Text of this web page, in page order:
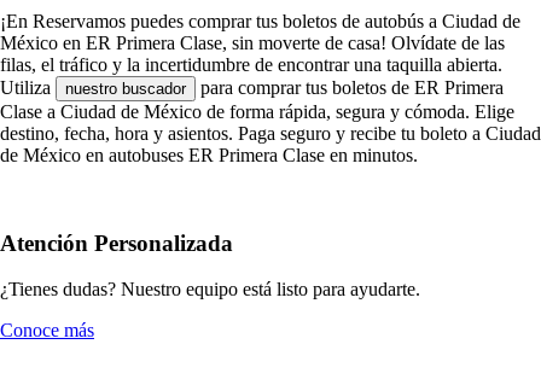
¡En Reservamos puedes comprar tus boletos de autobús a Ciudad de
México en ER Primera Clase, sin moverte de casa! Olvídate de las
filas, el tráfico y la incertidumbre de encontrar una taquilla abierta.
Utiliza
nuestro buscador
para comprar tus boletos de ER Primera
Clase a Ciudad de México de forma rápida, segura y cómoda. Elige
destino, fecha, hora y asientos. Paga seguro y recibe tu boleto a Ciudad
de México en autobuses ER Primera Clase en minutos.
Atención Personalizada
¿Tienes dudas? Nuestro equipo está listo para ayudarte.
Conoce más